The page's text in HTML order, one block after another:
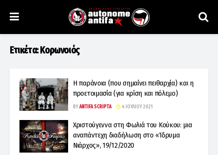
Ετικέτα:Κορωνοιός
H παράνοια (που σημαίνει πειθαρχία) και η
προετοιμασία (για κρίση και πόλεμο)
BYANTIFA SCRIPTA 4 ΙΟΥΛΊΟΥ 2021
Χριστούγεννα στη Φωλιά του Κούκου: μια
αναπάντεχη διαδήλωση στο «Ίδρυμα
Νιάρχος», 19/12/2020